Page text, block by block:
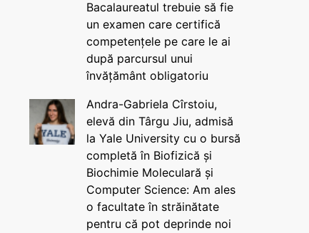
Bacalaureatul trebuie să fie
un examen care certifică
competențele pe care le ai
după parcursul unui
învățământ obligatoriu
Andra-Gabriela Cîrstoiu,
elevă din Târgu Jiu, admisă
la Yale University cu o bursă
completă în Biofizică și
Biochimie Moleculară și
Computer Science: Am ales
o facultate în străinătate
pentru că pot deprinde noi